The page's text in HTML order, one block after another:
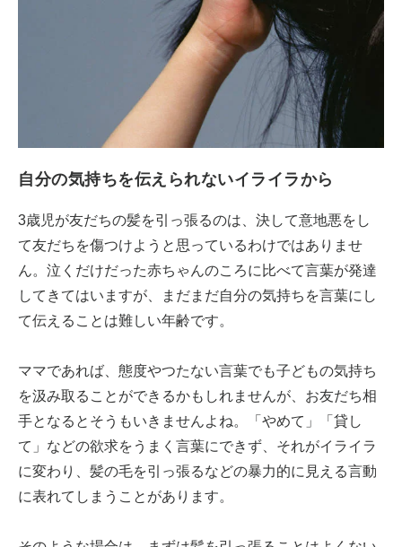
自分の気持ちを伝えられないイライラから
3歳児が友だちの髪を引っ張るのは、決して意地悪をし
て友だちを傷つけようと思っているわけではありませ
ん。泣くだけだった赤ちゃんのころに比べて言葉が発達
してきてはいますが、まだまだ自分の気持ちを言葉にし
て伝えることは難しい年齢です。
ママであれば、態度やつたない言葉でも子どもの気持ち
を汲み取ることができるかもしれませんが、お友だち相
手となるとそうもいきませんよね。「やめて」「貸し
て」などの欲求をうまく言葉にできず、それがイライラ
に変わり、髪の毛を引っ張るなどの暴力的に見える言動
に表れてしまうことがあります。